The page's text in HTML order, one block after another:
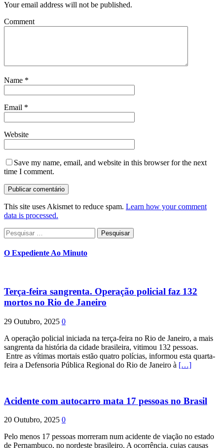
Your email address will not be published.
Comment
Name *
Email *
Website
Save my name, email, and website in this browser for the next
time I comment.
This site uses Akismet to reduce spam. Learn how your comment
data is processed.
Pesquisar
por:
O Expediente Ao Minuto
Terça-feira sangrenta. Operação policial faz 132
mortos no Rio de Janeiro
29 Outubro, 2025 0
A operação policial iniciada na terça-feira no Rio de Janeiro, a mais
sangrenta da história da cidade brasileira, vitimou 132 pessoas.
Entre as vítimas mortais estão quatro polícias, informou esta quarta-
feira a Defensoria Pública Regional do Rio de Janeiro à […]
Acidente com autocarro mata 17 pessoas no Brasil
20 Outubro, 2025 0
Pelo menos 17 pessoas morreram num acidente de viação no estado
de Pernambuco, no nordeste brasileiro. A ocorrência, cujas causas